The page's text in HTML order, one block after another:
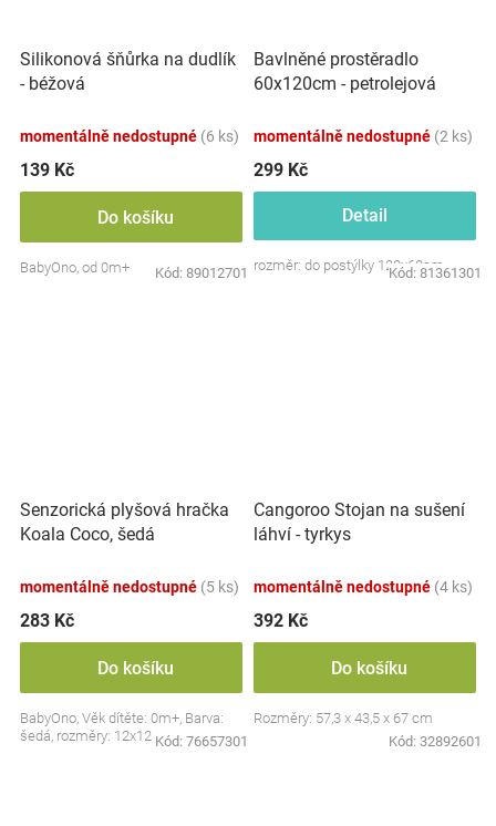
Silikonová šňůrka na dudlík
- béžová
momentálně nedostupné (6 ks)
139 Kč
Do košíku
BabyOno, od 0m+ Kód: 89012701
Bavlněné prostěradlo
60x120cm - petrolejová
momentálně nedostupné (2 ks)
299 Kč
Detail
rozměr: do postýlky 120x60cm
Kód: 81361301
Senzorická plyšová hračka
Koala Coco, šedá
momentálně nedostupné (5 ks)
283 Kč
Do košíku
BabyOno, Věk dítěte: 0m+, Barva:
šedá, rozměry: 12x12 cm.
Kód: 76657301
Cangoroo Stojan na sušení
láhví - tyrkys
momentálně nedostupné (4 ks)
392 Kč
Do košíku
Rozměry: 57,3 x 43,5 x 67 cm
Kód: 32892601